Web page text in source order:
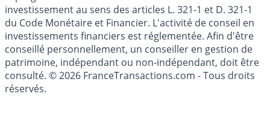
Les articles et commentaires publiés sur le guide de
l'épargne ne sont aucunement des conseils en
investissement au sens des articles L. 321-1 et D. 321-1
du Code Monétaire et Financier. L'activité de conseil en
investissements financiers est réglementée. Afin d'être
conseillé personnellement, un conseiller en gestion de
patrimoine, indépendant ou non-indépendant, doit être